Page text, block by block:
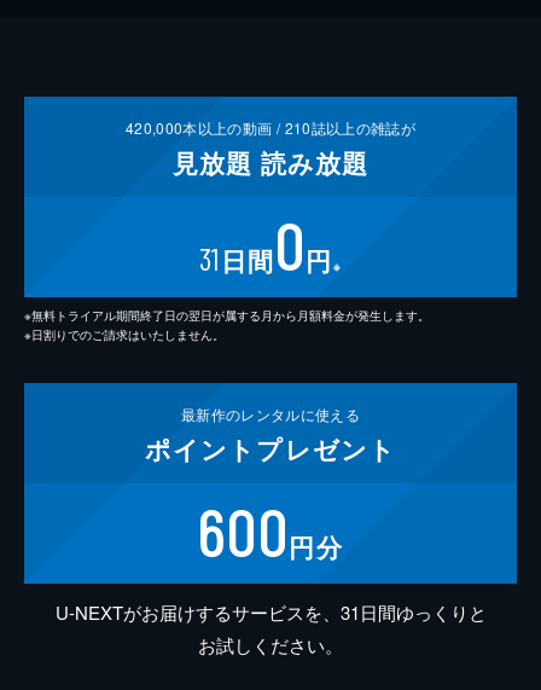
420,000本以上の動画 /210誌以上の雑誌が
見放題 読み放題
31 日間0円 ※
※無料トライアル期間終了日の翌日が属する月から月額料金が発生します。
※日割りでのご請求はいたしません。
最新作のレンタルに使える
ポイント プレゼント
600円分
U-NEXTがお届けするサービスを、31日間ゆっくりと
お試しください。